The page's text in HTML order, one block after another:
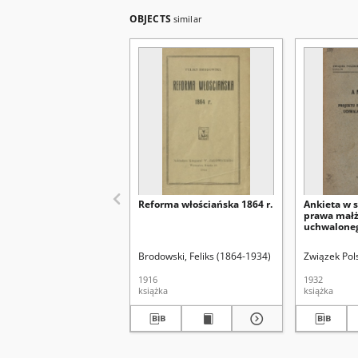
OBJECTS similar
Reforma włościańska 1864 r.
Brodowski, Feliks (1864-1934)
1916
książka
Ankieta w
prawa
Związek
1932
książka